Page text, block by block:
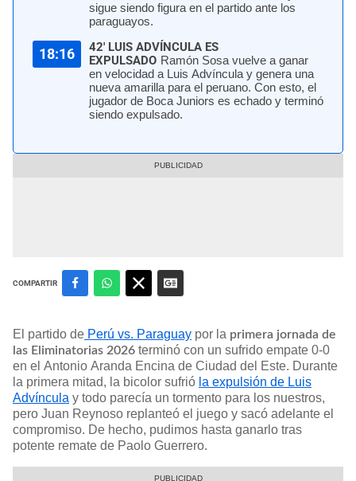
sigue siendo figura en el partido ante los
paraguayos.
18:16
42' LUIS ADVÍNCULA ES
EXPULSADO Ramón Sosa vuelve a ganar
en velocidad a Luis Advíncula y genera una
nueva amarilla para el peruano. Con esto, el
jugador de Boca Juniors es echado y terminó
siendo expulsado.
COMPARTIR
El partido de Perú vs. Paraguay por la primera jornada de
las Eliminatorias 2026 terminó con un sufrido empate 0-0
en el Antonio Aranda Encina de Ciudad del Este. Durante
la primera mitad, la bicolor sufrió la expulsión de Luis
Advíncula y todo parecía un tormento para los nuestros,
pero Juan Reynoso replanteó el juego y sacó adelante el
compromiso. De hecho, pudimos hasta ganarlo tras
potente remate de Paolo Guerrero.